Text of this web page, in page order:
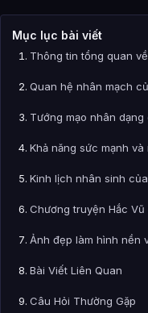
Mục lục bài viết
Thông tin tổng quan
Quan hệ nhân mạch
Tướng mạo nhân dạng
Khả năng sức mạnh
Kinh lịch nhân sinh
Chương truyện Hắc
Ảnh đẹp làm hình nền
Bài Viết Liên Quan
Câu Hỏi Thường Gặp